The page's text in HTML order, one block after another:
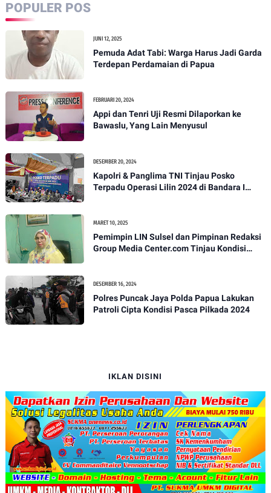
POPULER POS
JUNI 12, 2025
Pemuda Adat Tabi: Warga Harus Jadi Garda
Terdepan Perdamaian di Papua
FEBRUARI 20, 2024
Appi dan Tenri Uji Resmi Dilaporkan ke
Bawaslu, Yang Lain Menyusul
DESEMBER 20, 2024
Kapolri & Panglima TNI Tinjau Posko
Terpadu Operasi Lilin 2024 di Bandara I
MARET 10, 2025
Pemimpin LIN Sulsel dan Pimpinan Redaksi
Group Media Center.com Tinjau Kondisi
DESEMBER 16, 2024
Polres Puncak Jaya Polda Papua Lakukan
Patroli Cipta Kondisi Pasca Pilkada 2024
IKLAN DISINI